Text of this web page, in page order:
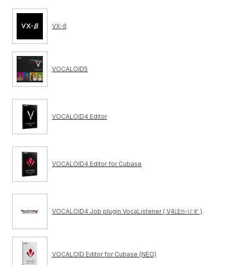
VX-β
VOCALOID5
VOCALOID4 Editor
VOCALOID4 Editor for Cubase
VOCALOID4 Job plugin VocaListener ( V4ぼかりす )
VOCALOID Editor for Cubase (NEO)